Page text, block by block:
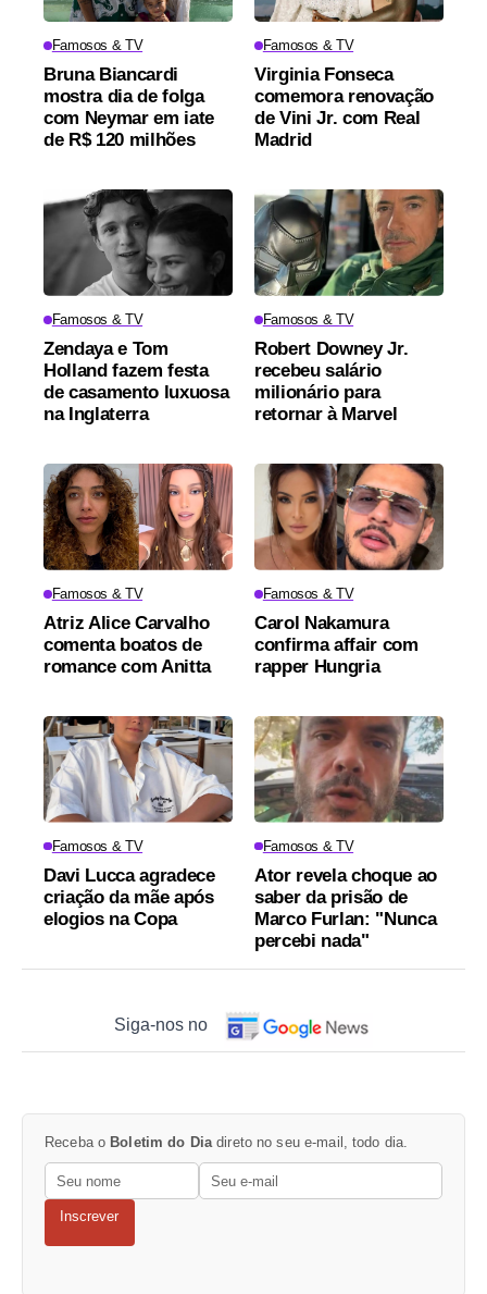
Famosos & TV
Bruna Biancardi
mostra dia de folga
com Neymar em iate
de R$ 120 milhões
Famosos & TV
Virginia Fonseca
comemora renovação
de Vini Jr. com Real
Madrid
Famosos & TV
Zendaya e Tom
Holland fazem festa
de casamento luxuosa
na Inglaterra
Famosos & TV
Robert Downey Jr.
recebeu salário
milionário para
retornar à Marvel
Famosos & TV
Atriz Alice Carvalho
comenta boatos de
romance com Anitta
Famosos & TV
Carol Nakamura
confirma affair com
rapper Hungria
Famosos & TV
Davi Lucca agradece
criação da mãe após
elogios na Copa
Famosos & TV
Ator revela choque ao
saber da prisão de
Marco Furlan: "Nunca
percebi nada"
Siga-nos no
Receba o Boletim do Dia direto no seu e-mail, todo dia.
Inscrever